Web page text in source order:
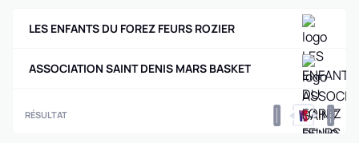
LES ENFANTS DU FOREZ FEURS ROZIER
ASSOCIATION SAINT DENIS MARS BASKET
RÉSULTAT 0 0